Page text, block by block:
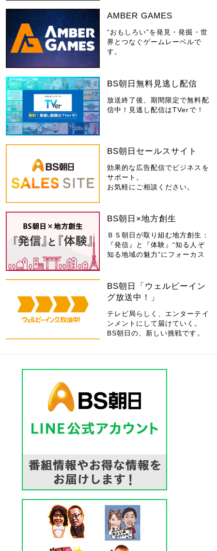
AMBER GAMES
“おもしろい”を発見・発掘・世
界とつなぐゲームレーベルで
す。
BS朝日無料見逃し配信
放送終了後、期間限定で無料配
信中！見逃し配信はTVerで！
BS朝日セールスサイト
効果的な広告配信でビジネスを
サポート。
お気軽にご相談ください。
BS朝日×地方創生
ＢＳ朝日が取り組む地方創生：
『発信』と『体験』“知る人ぞ
知る地域の魅力”にフォーカス
BS朝日「ウェルビーイン
グ放送中！」
テレビ局らしく、エンターテイ
ンメントにして届けていく。
BS朝日の、新しい挑戦です。